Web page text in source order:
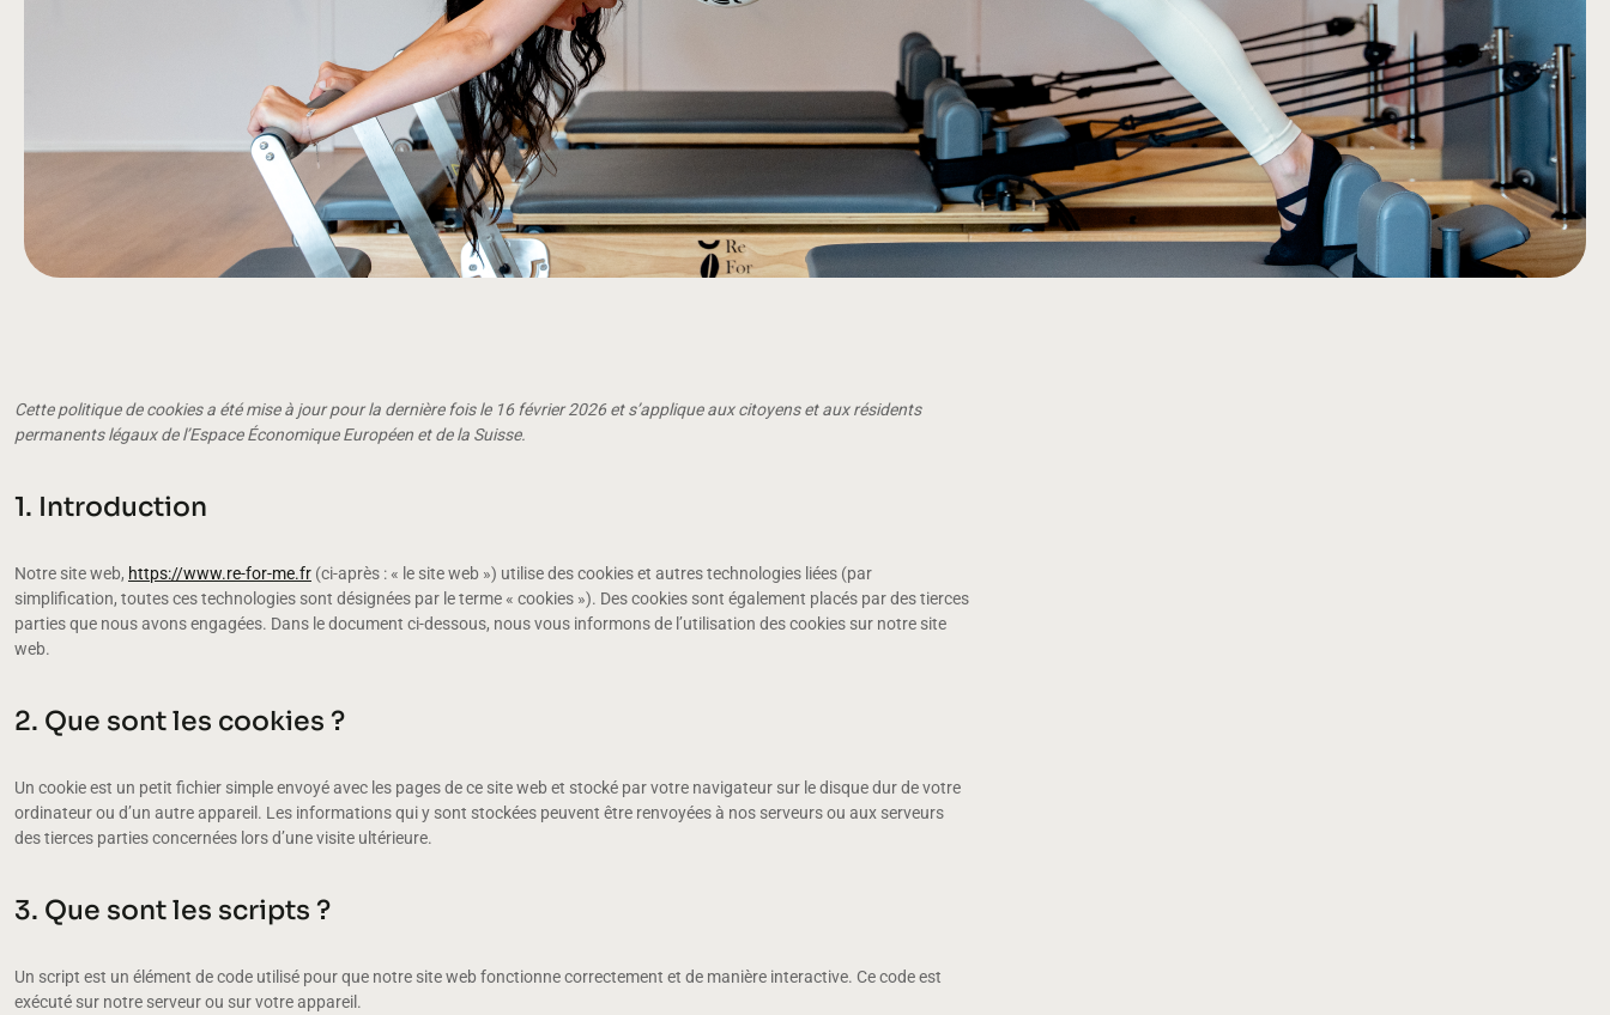
Cette politique de cookies a été mise à jour pour la dernière fois le 16 février 2026 et s’applique aux citoyens et aux résidents
permanents légaux de l’Espace Économique Européen et de la Suisse.
1. Introduction
Notre site web, https://www.re-for-me.fr (ci-après : « le site web ») utilise des cookies et autres technologies liées (par
simplification, toutes ces technologies sont désignées par le terme « cookies »). Des cookies sont également placés par des tierces
parties que nous avons engagées. Dans le document ci-dessous, nous vous informons de l’utilisation des cookies sur notre site
web.
2. Que sont les cookies ?
Un cookie est un petit fichier simple envoyé avec les pages de ce site web et stocké par votre navigateur sur le disque dur de votre
ordinateur ou d’un autre appareil. Les informations qui y sont stockées peuvent être renvoyées à nos serveurs ou aux serveurs
des tierces parties concernées lors d’une visite ultérieure.
3. Que sont les scripts ?
Un script est un élément de code utilisé pour que notre site web fonctionne correctement et de manière interactive. Ce code est
exécuté sur notre serveur ou sur votre appareil.